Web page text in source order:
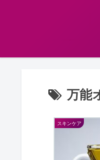
万能
スキンケア